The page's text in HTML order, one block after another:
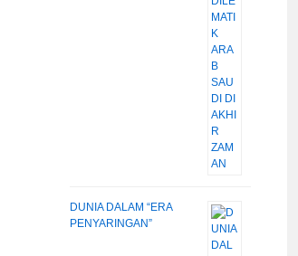
DUNIA DALAM “ERA
PENYARINGAN”